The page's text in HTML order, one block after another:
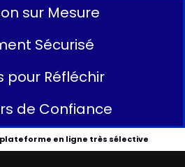
sur Mesure
Sécurisé
pour Réfléchir
de Confiance
plateforme en ligne très sélective